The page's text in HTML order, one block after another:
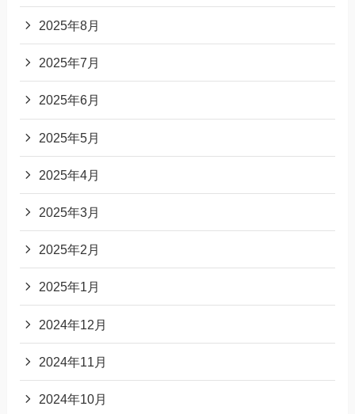
2025年8月
2025年7月
2025年6月
2025年5月
2025年4月
2025年3月
2025年2月
2025年1月
2024年12月
2024年11月
2024年10月